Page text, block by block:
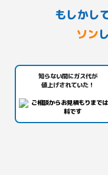
もしかし
ソン
知らない間にガス代が
値上げされていた！